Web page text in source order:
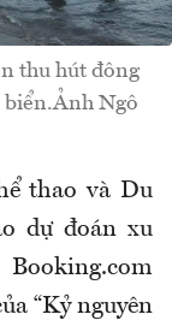
thu hút đông
biển.Ảnh Ngô
thao và Du
dự đoán xu
“Kỷ nguyên